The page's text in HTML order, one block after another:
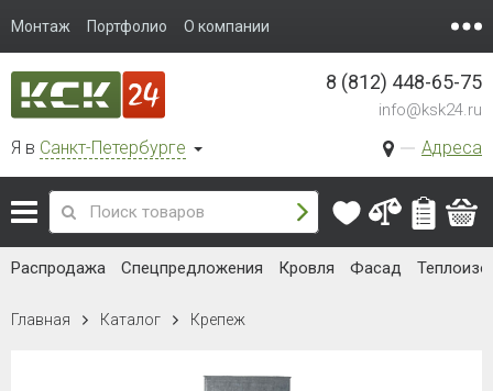
Монтаж Портфолио О компании
Я в Санкт-Петербурге Адреса
8 (812) 448-65-75
info@ksk24.ru
Распродажа Спецпредложения Кровля Фасад
Главная Каталог Крепеж